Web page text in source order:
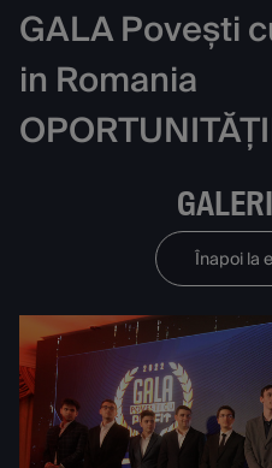
GALA Povești
in Romania
Înapoi la